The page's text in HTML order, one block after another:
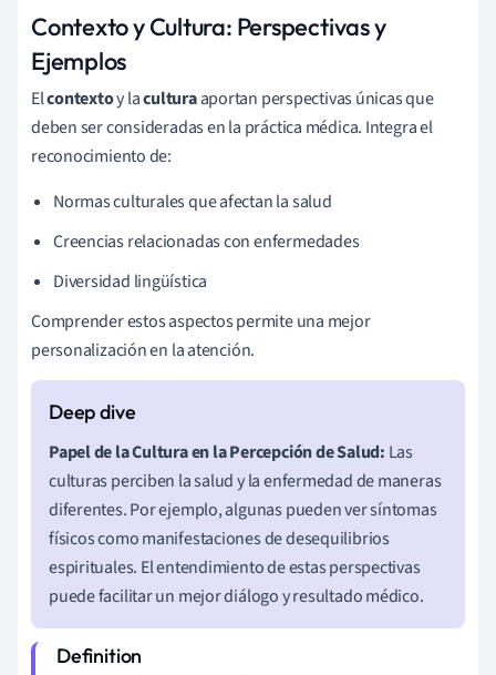
Contexto y Cultura: Perspectivas y
Ejemplos
Elcontextoy laculturaaportan perspectivas únicas que
deben ser consideradas en la práctica médica. Integra el
reconocimiento de:
Normas culturales que afectan la salud
Creencias relacionadas con enfermedades
Diversidad lingüística
Comprender estos aspectos permite una mejor
personalización en la atención.
Papel de la Cultura en la Percepción de Salud: Las
culturas perciben la salud y la enfermedad de maneras
diferentes. Por ejemplo, algunas pueden ver síntomas
físicos como manifestaciones de desequilibrios
espirituales. El entendimiento de estas perspectivas
puede facilitar un mejor diálogo y resultado médico.